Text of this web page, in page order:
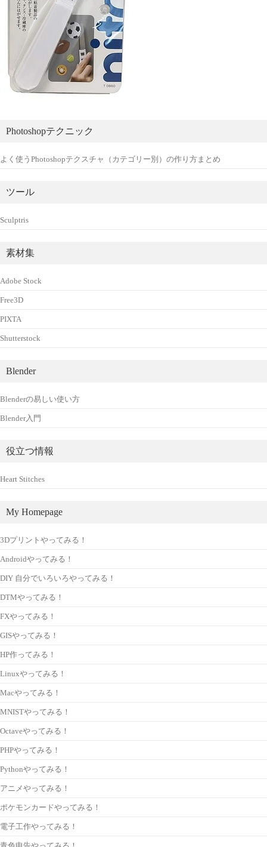
Photoshopテクニック
よく使うPhotoshopテクスチャ（カテゴリー別）の作り方まとめ
ツール
Sculptris
素材集
Adobe Stock
Free3D
PIXTA
Shutterstock
Blender
Blenderの易しい使い方
Blender入門
役立つ情報
Heart Stitches
My Homepage
3Dプリントやってみる！
Androidやってみる！
DIY 自分でいろいろやってみる！
DTMやってみる！
FXやってみる！
GISやってみる！
HP作ってみる！
Linuxやってみる！
Macやってみる！
MNISTやってみる！
Octaveやってみる！
PHPやってみる！
Pythonやってみる！
アニメやってみる！
ポケモンカードやってみる！
電子工作やってみる！